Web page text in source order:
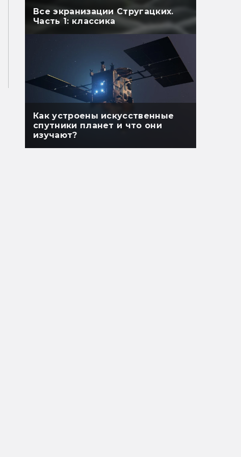
Все экранизации Стругацких.
Часть 1: классика
Как устроены искусственные
спутники планет и что они
изучают?